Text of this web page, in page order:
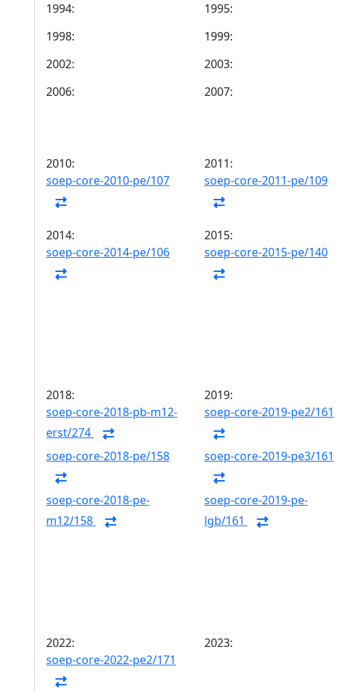
1994:
1995:
1998:
1999:
2002:
2003:
2006:
2007:
2010:
soep-core-2010-pe/107
2011:
soep-core-2011-pe/109
2014:
soep-core-2014-pe/106
2015:
soep-core-2015-pe/140
2018:
soep-core-2018-pb-m12-
erst/274
soep-core-2018-pe/158
soep-core-2018-pe-
m12/158
2019:
soep-core-2019-pe2/161
soep-core-2019-pe3/161
soep-core-2019-pe-
lgb/161
2022:
soep-core-2022-pe2/171
2023: